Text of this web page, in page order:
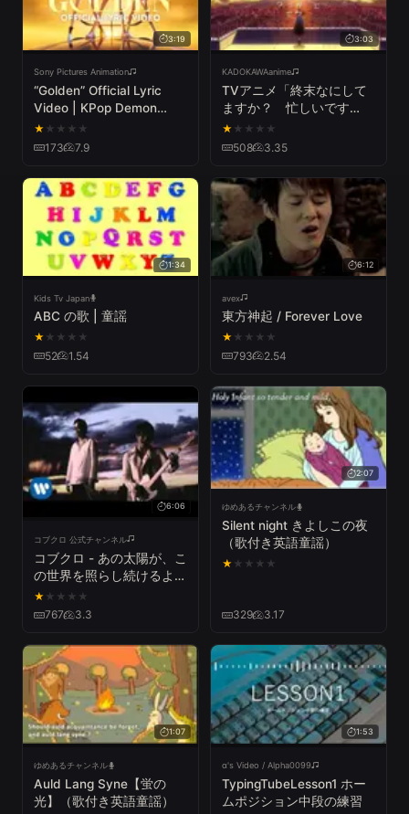
3:19
Sony Pictures Animation
“Golden” Official Lyric
Video | KPop Demon
Hunters | Sony Animation
★ ★ ★ ★ ★
173 7.9
3:03
KADOKAWAanime
TVアニメ「終末なにして
ますか？ 忙しいです
か？ 救ってもらっていい
ですか？」PV
★ ★ ★ ★ ★
508 3.35
1:34
Kids Tv Japan
ABC の歌 | 童謡
★ ★ ★ ★ ★
52 1.54
6:12
avex
東方神起 / Forever Love
★ ★ ★ ★ ★
793 2.54
6:06
コブクロ 公式チャンネル
コブクロ - あの太陽が、こ
の世界を照らし続けるよう
に。
★ ★ ★ ★ ★
767 3.3
2:07
ゆめあるチャンネル
Silent night きよしこの夜
（歌付き英語童謡）
★ ★ ★ ★ ★
329 3.17
1:07
ゆめあるチャンネル
Auld Lang Syne【蛍の
光】（歌付き英語童謡）
1:53
α's Video / Alpha0099
TypingTubeLesson1 ホー
ムポジション中段の練習